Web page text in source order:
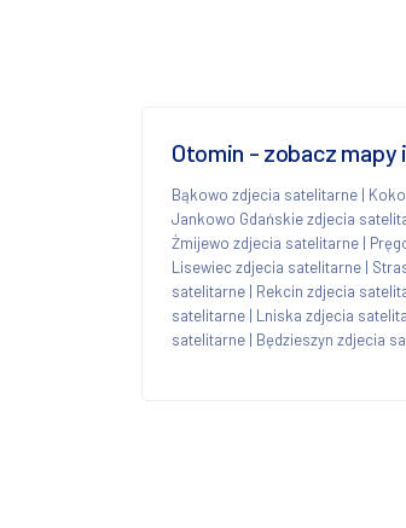
Otomin - zobacz
Bąkowo zdjecia satelitarne |
Jankowo Gdańskie zdjecia
Żmijewo zdjecia satelitarne |
Lisewiec zdjecia satelitarne |
satelitarne | Rekcin zdjecia
satelitarne | Lniska zdjecia
satelitarne | Będzieszyn zdjecia